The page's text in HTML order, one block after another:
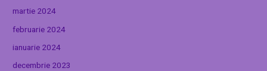
martie 2024
februarie 2024
ianuarie 2024
decembrie 2023